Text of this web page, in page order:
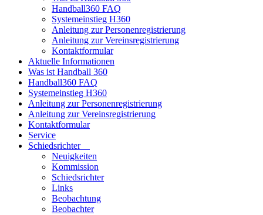
Handball360 FAQ
Systemeinstieg H360
Anleitung zur Personenregistrierung
Anleitung zur Vereinsregistrierung
Kontaktformular
Aktuelle Informationen
Was ist Handball 360
Handball360 FAQ
Systemeinstieg H360
Anleitung zur Personenregistrierung
Anleitung zur Vereinsregistrierung
Kontaktformular
Service
Schiedsrichter
Neuigkeiten
Kommission
Schiedsrichter
Links
Beobachtung
Beobachter